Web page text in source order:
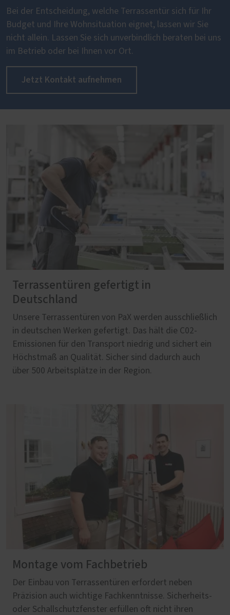
Bei der Entscheidung, welche Terrassentür sich für Ihr
Budget und Ihre Wohnsituation eignet, lassen wir Sie
nicht allein. Lassen Sie sich unverbindlich beraten bei uns
im Betrieb oder bei Ihnen vor Ort.
Jetzt Kontakt aufnehmen
Terrassentüren gefertigt in
Deutschland
Unsere Terrassentüren von PaX werden ausschließlich
in deutschen Werken gefertigt. Das hält die C02-
Emissionen für den Transport niedrig und sichert ein
Höchstmaß an Qualität. Sicher sind dadurch auch
über 500 Arbeitsplätze in der Region.
Montage vom Fachbetrieb
Der Einbau von Terrassentüren erfordert neben
Präzision auch wichtige Fachkenntnisse. Sicherheits-
oder Schallschutzfenster erfüllen oft nicht ihren